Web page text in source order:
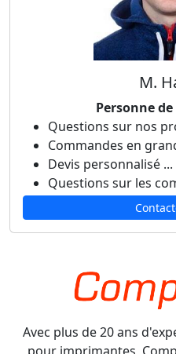
M.
Personne
Questions sur nos
Commandes en
Devis personnalisé ...
Questions sur les
Avec plus de 20 ans